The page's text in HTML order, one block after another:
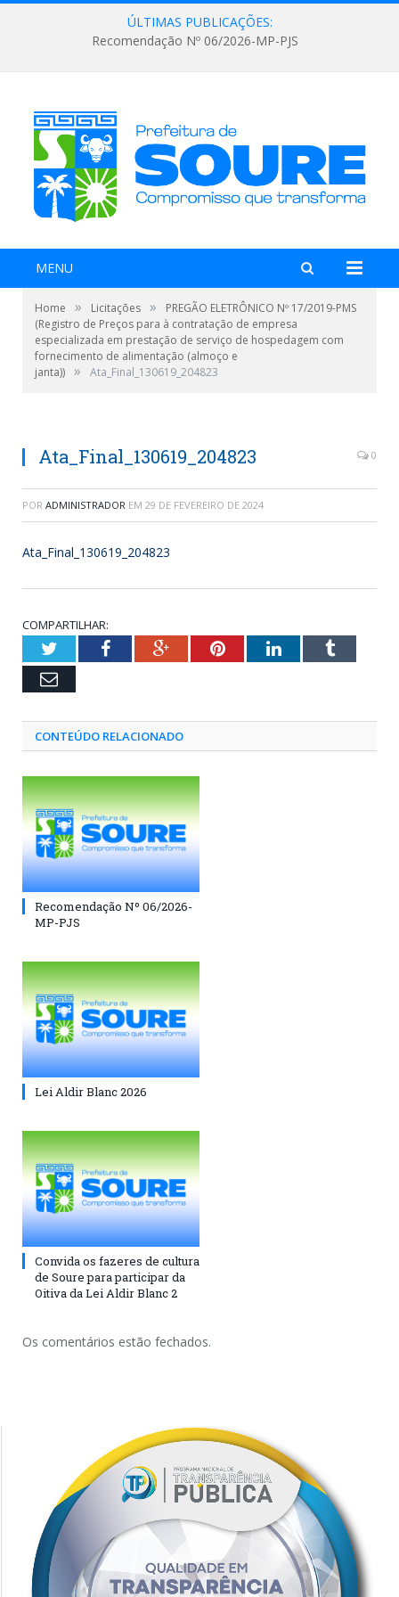
ÚLTIMAS PUBLICAÇÕES:
Recomendação Nº 06/2026-MP-PJS
MENU
Home » Licitações »
PREGÃO ELETRÔNICO Nº 17/2019-PMS
(Registro de Preços para à contratação de empresa
especializada em prestação de serviço de hospedagem com
fornecimento de alimentação (almoço e
janta)) » Ata_Final_130619_204823
Ata_Final_130619_204823 0
POR ADMINISTRADOR EM 29 DE FEVEREIRO DE 2024
Ata_Final_130619_204823
COMPARTILHAR:
TwitterFacebookGoogle+PinterestLinkedInTumblr
Email
CONTEÚDO RELACIONADO
Recomendação Nº 06/2026-
MP-PJS
Lei Aldir Blanc 2026
Convida os fazeres de cultura
de Soure para participar da
Oitiva da Lei Aldir Blanc 2
Os comentários estão fechados.